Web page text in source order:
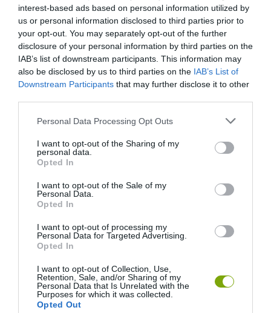
interest-based ads based on personal information utilized by
us or personal information disclosed to third parties prior to
your opt-out. You may separately opt-out of the further
disclosure of your personal information by third parties on the
IAB’s list of downstream participants. This information may
also be disclosed by us to third parties on the IAB’s List of
Downstream Participants that may further disclose it to other
Please note that this website/app uses one or more Google
not limited to your visit or usage behaviour. You may click to
grant or deny consent to Google and its third-party tags to
use your data for below specified purposes in below Google
consent section.
Personal Data Processing Opt Outs
I want to opt-out of the Sharing of my
personal data.
Opted In
I want to opt-out of the Sale of my
Personal Data.
Opted In
I want to opt-out of processing my
Personal Data for Targeted Advertising.
Opted In
I want to opt-out of Collection, Use,
Retention, Sale, and/or Sharing of my
Personal Data that Is Unrelated with the
Purposes for which it was collected.
Opted Out
TUDÓSOK SEGÍTENEK
KÖVETKEZŐ CIKK
GYŰRŰSFARKÚ MAKI AZ ANYÓSÜLÉSEN – AMIKOR A RENDŐRI
INTÉZKEDÉSBŐL TERMÉSZETFILM LESZ
HASONLÓ ÉRDEKESSÉGEK
KIRÁNDULÁS PANNONHALMA
KÖRNYÉKÉN: TERMÉSZET,
SZŐLŐ ÉS KOMLÓ
HŐKUPOLA MAGYARORSZÁG
FELETT: MI EZ A LÁTHATATLAN